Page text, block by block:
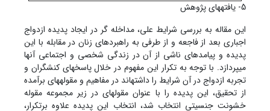
5- یافته‏های پژوهش
این مقاله به بررسی شرایط علی، مداخله گر در ایجاد پدیده ازدواج
اجباری بعد از فاجعه و از طرفی به راهبردهای زنان در مقابله با این
پدیده و پیامدهای ناشی از آن در زندگی شخصی و اجتماعی آن‏ها
می‏پردازد. با توجه به تکرار این مفهوم در خلال پاسخ‏های کنشگران و
تجربه ازدواج در آن شرایط را داشته‏اند در مفاهیم و مقوله‏های برآمده
از تحقیق، این پدیده را با عنوان مقوله‏ای در زیر مجموعه مقوله
خشونت جنسیتی انتخاب شد، انتخاب این پدیده علاوه برتکرار،